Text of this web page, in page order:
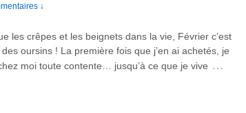
↓
les crêpes et les beignets dans la vie, Février c’est
oursins ! La première fois que j’en ai achetés, je
moi toute contente… jusqu’à ce que je vive …